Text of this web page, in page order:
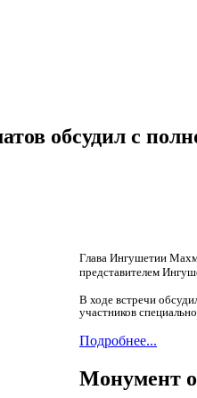
обсудил с
Глава Ингушетии
представителем
В ходе встречи
участников
Подробнее...
Монумент